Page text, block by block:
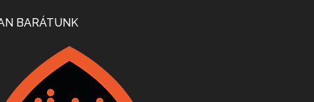
Apr 24, 2026 • 00:38:10
BARÁTUNK